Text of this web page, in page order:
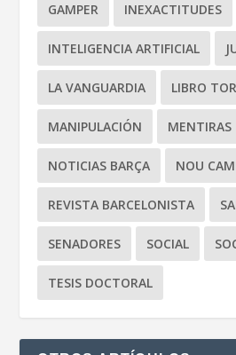
GAMPER INEXACTITUDES
INTELIGENCIA ARTIFICIAL
LA VANGUARDIA LIBRO
MANIPULACIÓN MENTIRAS
NOTICIAS BARÇA NOU
REVISTA BARCELONISTA
SENADORES SOCIAL
TESIS DOCTORAL